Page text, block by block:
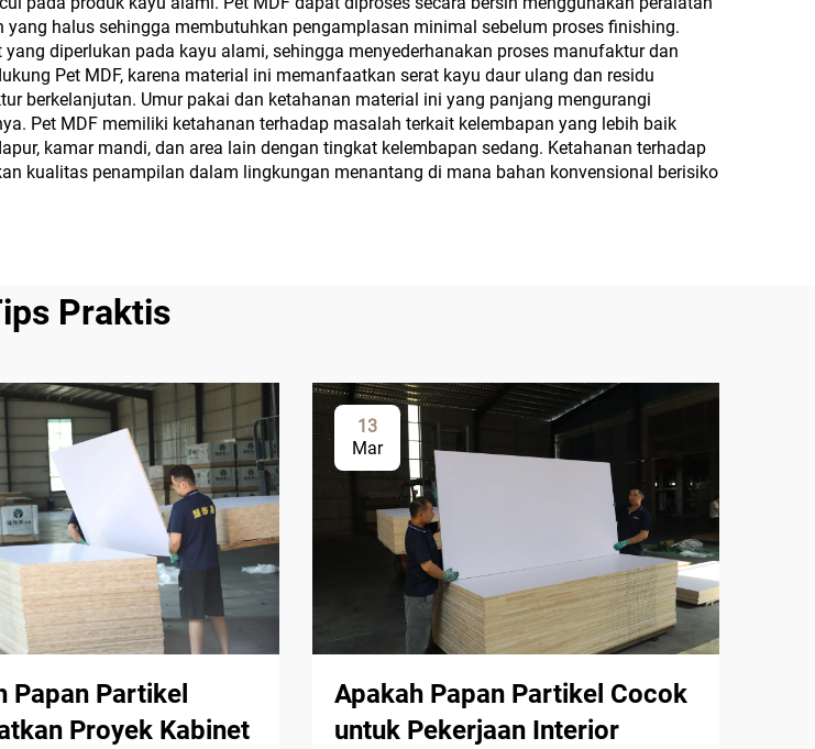
halus sehingga membutuhkan pengamplasan minimal sebelum proses finishing.
diperlukan pada kayu alami, sehingga menyederhanakan proses manufaktur dan
Pet MDF, karena material ini memanfaatkan serat kayu daur ulang dan residu
berkelanjutan. Umur pakai dan ketahanan material ini yang panjang mengurangi
Pet MDF memiliki ketahanan terhadap masalah terkait kelembapan yang lebih baik
kamar mandi, dan area lain dengan tingkat kelembapan sedang. Ketahanan terhadap
kualitas penampilan dalam lingkungan menantang di mana bahan konvensional berisiko
Praktis
Papan Partikel
Proyek Kabinet
13
Mar
Apakah Papan Partikel Cocok
untuk Pekerjaan Interior